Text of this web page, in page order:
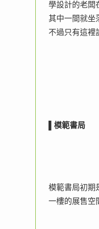
學設計的老闆
其中一間就坐
不過只有這裡
模範書局
模範書局初期
一樓的展售空